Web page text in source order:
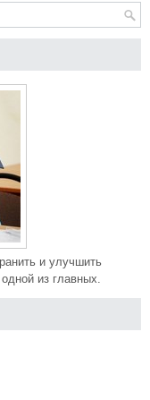
и улучшить
из главных.